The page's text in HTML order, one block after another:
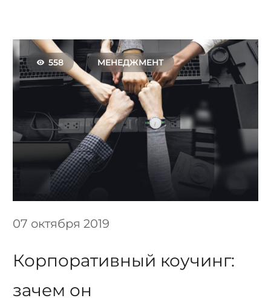
558 МЕНЕДЖМЕНТ
07 октября 2019
Корпоративный коучинг:
зачем он